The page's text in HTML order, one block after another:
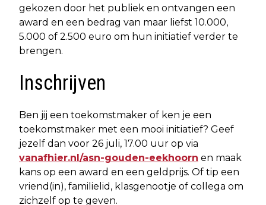
gekozen door het publiek en ontvangen een
award en een bedrag van maar liefst 10.000,
5.000 of 2.500 euro om hun initiatief verder te
brengen.
Inschrijven
Ben jij een toekomstmaker of ken je een
toekomstmaker met een mooi initiatief? Geef
jezelf dan voor 26 juli, 17.00 uur op via
vanafhier.nl/asn-gouden-eekhoorn en maak
kans op een award en een geldprijs. Of tip een
vriend(in), familielid, klasgenootje of collega om
zichzelf op te geven.